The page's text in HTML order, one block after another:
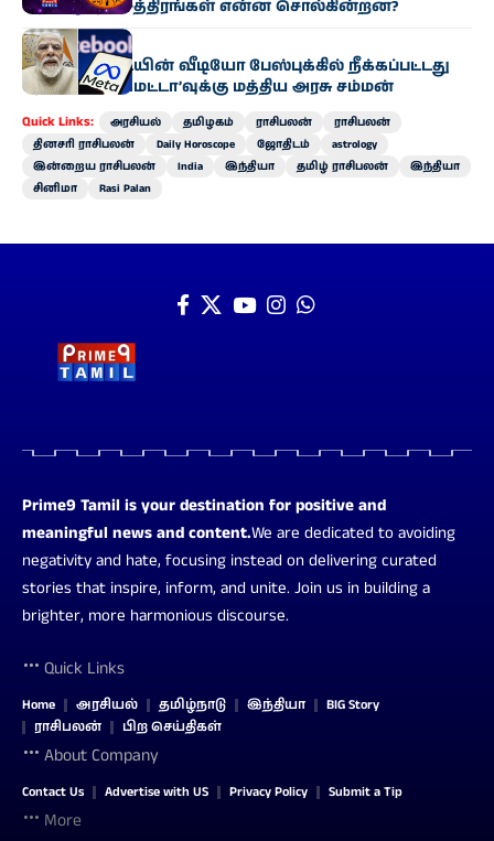
அதிர்ஷ்ட நட்சத்திரங்கள் என்ன சொல்கின்றன?
இந்தியா
பிரதமர் மோடியின் வீடியோ பேஸ்புக்கில் நீக்கப்பட்டது
தொடர்பாக ‘மெட்டா’வுக்கு மத்திய அரசு சம்மன்
Quick Links: அரசியல் தமிழகம் ராசிபலன்
ராசிபலன்
தினசரி ராசிபலன்
Daily Horoscope ஜோதிடம்
astrology
இன்றைய ராசிபலன்
India இந்தியா தமிழ் ராசிபலன்
இந்தியா
சினிமா
Rasi Palan
Prime9 Tamil is your destination for positive and
meaningful news and content.We are dedicated to avoiding
negativity and hate, focusing instead on delivering curated
stories that inspire, inform, and unite. Join us in building a
brighter, more harmonious discourse.
Quick Links
Home அரசியல் தமிழ்நாடு இந்தியா
BIG Story
ராசிபலன்
பிற செய்திகள்
About Company
Contact Us Advertise with US Privacy Policy Submit a Tip
More